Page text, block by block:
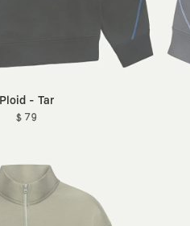
Ploid - Tar
$ 79